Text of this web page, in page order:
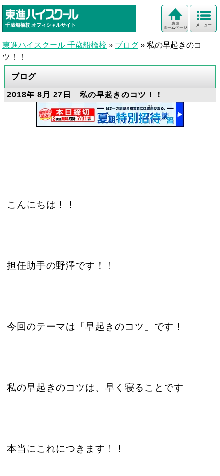
千歳船橋校 オフィシャルサイト メニュー
東進
ホームページ
東進ハイスクール 千歳船橋校 » ブログ » 私の早起きのコ
ツ！！
ブログ
2018年 8月 27日 私の早起きのコツ！！
こんにちは！！
担任助手の野澤です！！
今回のテーマは「早起きのコツ」です！
私の早起きのコツは、早く寝ることです
本当にこれにつきます！！